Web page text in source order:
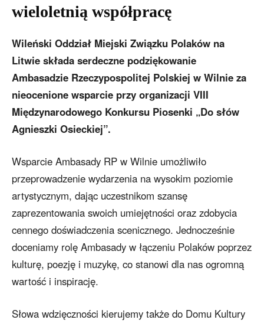
wieloletnią współpracę
Wileński Oddział Miejski Związku Polaków na
Litwie składa serdeczne podziękowanie
Ambasadzie Rzeczypospolitej Polskiej w Wilnie za
nieocenione wsparcie przy organizacji VIII
Międzynarodowego Konkursu Piosenki „Do słów
Agnieszki Osieckiej”.
Wsparcie Ambasady RP w Wilnie umożliwiło
przeprowadzenie wydarzenia na wysokim poziomie
artystycznym, dając uczestnikom szansę
zaprezentowania swoich umiejętności oraz zdobycia
cennego doświadczenia scenicznego. Jednocześnie
doceniamy rolę Ambasady w łączeniu Polaków poprzez
kulturę, poezję i muzykę, co stanowi dla nas ogromną
wartość i inspirację.
Słowa wdzięczności kierujemy także do Domu Kultury